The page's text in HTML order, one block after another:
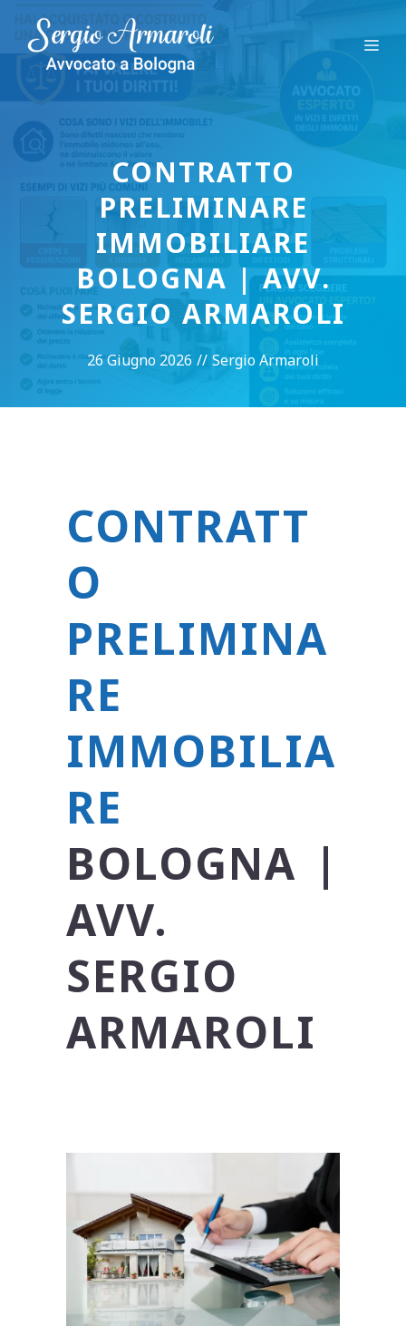
contenuto
CONTRATTO
PRELIMINARE
IMMOBILIARE
BOLOGNA | AVV.
SERGIO ARMAROLI
26 Giugno 2026 // Sergio Armaroli
CONTRATT
O
PRELIMINA
RE
IMMOBILIA
RE
BOLOGNA |
AVV.
SERGIO
ARMAROLI